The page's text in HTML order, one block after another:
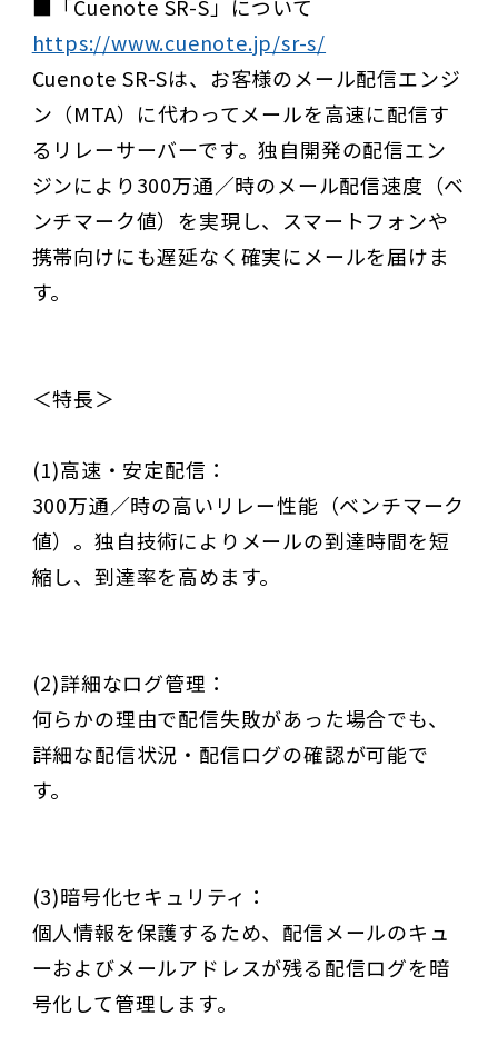
■「Cuenote SR-S」について
https://www.cuenote.jp/sr-s/
Cuenote SR-Sは、お客様のメール配信エンジ
ン（MTA）に代わってメールを高速に配信す
るリレーサーバーです。独自開発の配信エン
ジンにより300万通／時のメール配信速度（ベ
ンチマーク値）を実現し、スマートフォンや
携帯向けにも遅延なく確実にメールを届けま
す。
＜特長＞
(1)高速・安定配信：
300万通／時の高いリレー性能（ベンチマーク
値）。独自技術によりメールの到達時間を短
縮し、到達率を高めます。
(2)詳細なログ管理：
何らかの理由で配信失敗があった場合でも、
詳細な配信状況・配信ログの確認が可能で
す。
(3)暗号化セキュリティ：
個人情報を保護するため、配信メールのキュ
ーおよびメールアドレスが残る配信ログを暗
号化して管理します。